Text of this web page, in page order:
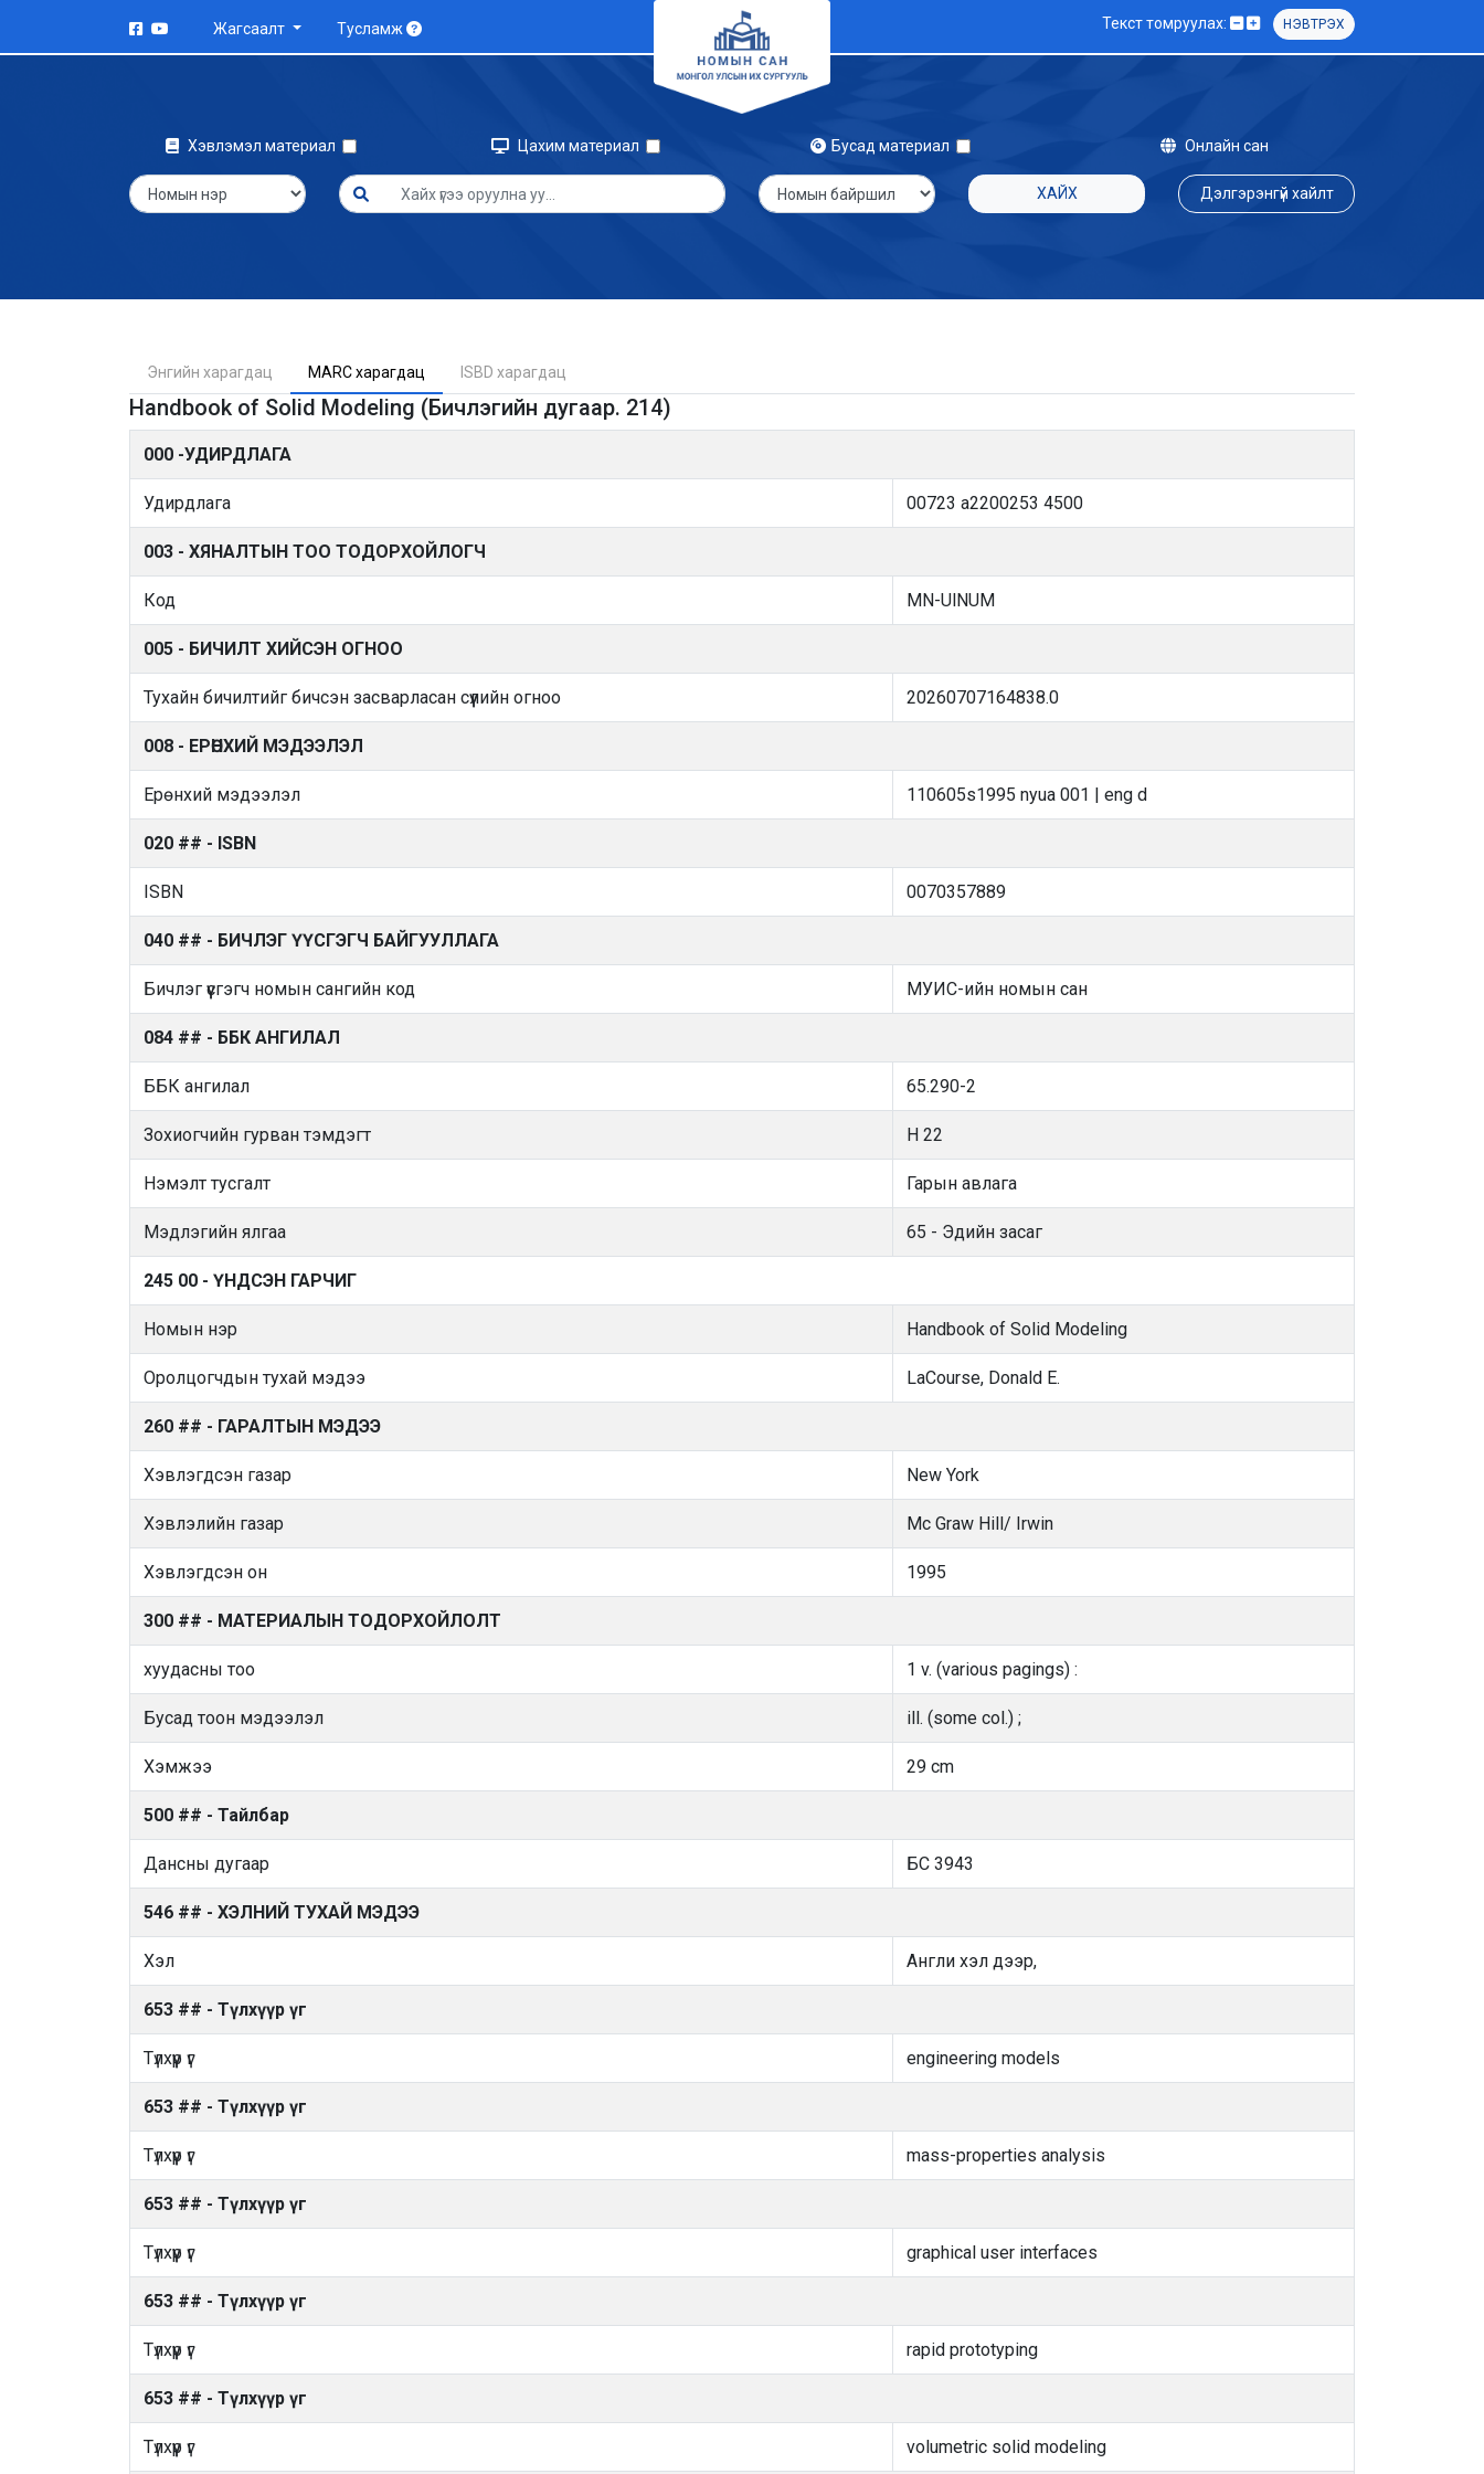
Жагсаалт Тусламж Текст томруулах: НЭВТРЭХ
Хэвлэмэл материал Цахим материал Бусад материал Онлайн сан
ХАЙХ Дэлгэрэнгүй хайлт
Энгийн харагдац MARC харагдац ISBD харагдац
Handbook of Solid Modeling (Бичлэгийн дугаар. 214)
000 -УДИРДЛАГА
Удирдлага 00723 a2200253 4500
003 - ХЯНАЛТЫН ТОО ТОДОРХОЙЛОГЧ
Код MN-UlNUM
005 - БИЧИЛТ ХИЙСЭН ОГНОО
Тухайн бичилтийг бичсэн засварласан сүүлийн огноо 20260707164838.0
008 - ЕРӨНХИЙ МЭДЭЭЛЭЛ
Ерөнхий мэдээлэл 110605s1995 nyua 001 | eng d
020 ## - ISBN
ISBN 0070357889
040 ## - БИЧЛЭГ ҮҮСГЭГЧ БАЙГУУЛЛАГА
Бичлэг үүсгэгч номын сангийн код МУИС-ийн номын сан
084 ## - ББК АНГИЛАЛ
ББК ангилал 65.290-2
Зохиогчийн гурван тэмдэгт H 22
Нэмэлт тусгалт Гарын авлага
Мэдлэгийн ялгаа 65 - Эдийн засаг
245 00 - ҮНДСЭН ГАРЧИГ
Номын нэр Handbook of Solid Modeling
Оролцогчдын тухай мэдээ LaCourse, Donald E.
260 ## - ГАРАЛТЫН МЭДЭЭ
Хэвлэгдсэн газар New York
Хэвлэлийн газар Mc Graw Hill/ Irwin
Хэвлэгдсэн он 1995
300 ## - МАТЕРИАЛЫН ТОДОРХОЙЛОЛТ
хуудасны тоо 1 v. (various pagings) :
Бусад тоон мэдээлэл ill. (some col.) ;
Хэмжээ 29 cm
500 ## - Тайлбар
Дансны дугаар БС 3943
546 ## - ХЭЛНИЙ ТУХАЙ МЭДЭЭ
Хэл Англи хэл дээр,
653 ## - Түлхүүр үг
Түлхүүр үг engineering models
653 ## - Түлхүүр үг
Түлхүүр үг mass-properties analysis
653 ## - Түлхүүр үг
Түлхүүр үг graphical user interfaces
653 ## - Түлхүүр үг
Түлхүүр үг rapid prototyping
653 ## - Түлхүүр үг
Түлхүүр үг volumetric solid modeling